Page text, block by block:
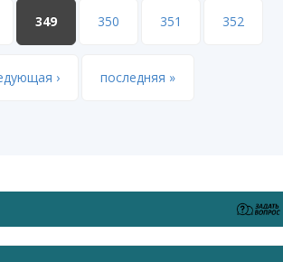
349 350 351 352
›
последняя »